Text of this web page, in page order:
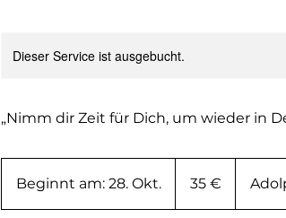
Dieser Service ist ausgebucht.
„Nimm dir Zeit für Dich, um wieder in
Beginnt am: 28. Okt.
e
35 €